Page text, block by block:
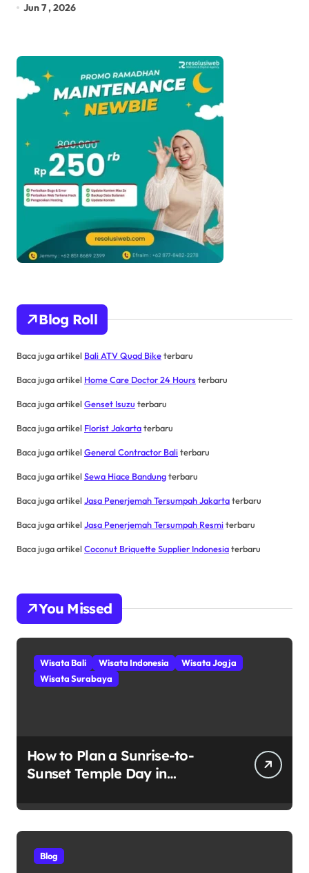
Logistic sebagai Solusi Logistik dan Alat Berat
Jun 7 , 2026
Blog Roll
Baca juga artikel Bali ATV Quad Biketerbaru
Baca juga artikel Home Care Doctor 24 Hours terbaru
Baca juga artikelGenset Isuzu terbaru
Baca juga artikel Florist Jakartaterbaru
Baca juga artikelGeneral Contractor Baliterbaru
Baca juga artikelSewa Hiace Bandungterbaru
Baca juga artikelJasa Penerjemah Tersumpah Jakartaterbaru
Baca juga artikelJasa Penerjemah Tersumpah Resmiterbaru
Baca juga artikelCoconut Briquette Supplier Indonesiaterbaru
You Missed
Wisata Bali Wisata Indonesia
Wisata Jogja
Wisata Surabaya
How to Plan a Sunrise-to-
Sunset Temple Day in
Blog